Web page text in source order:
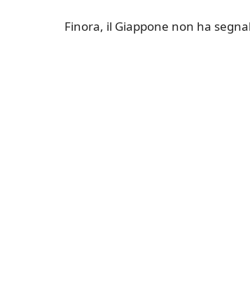
Finora, il Giappone non ha